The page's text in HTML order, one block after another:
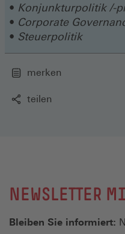
Konjunkturpolitik /-
Corporate
Steuerpolitik
merken
teilen
NEWSLETTER
Bleiben Sie informiert: